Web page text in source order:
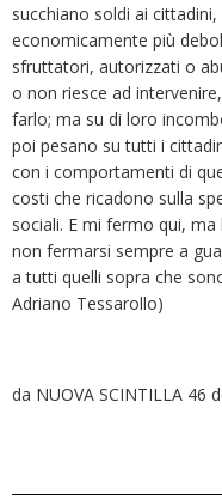
succhiano soldi ai
economicamente più
sfruttatori, autorizzati o
o non riesce ad
farlo; ma su di loro
poi pesano su tutti i
con i comportamenti di
costi che ricadono sulla
sociali. E mi fermo qui, ma
non fermarsi sempre a
a tutti quelli sopra che
Adriano Tessarollo)
da NUOVA SCINTILLA 46